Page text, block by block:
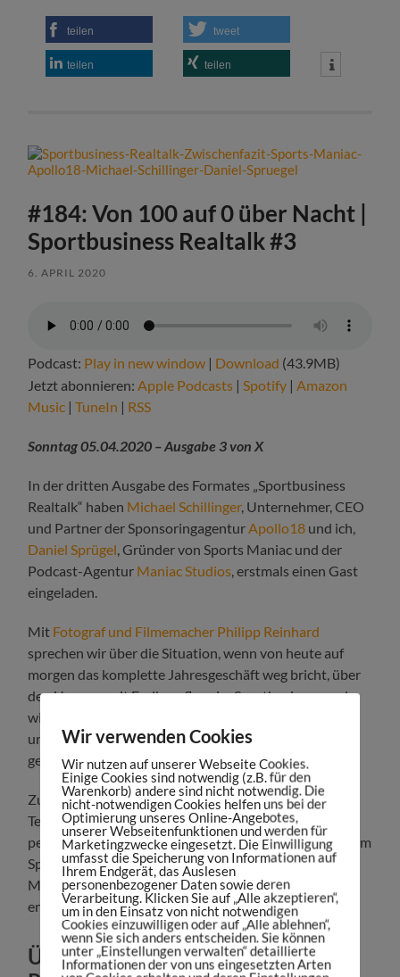
teilen tweet
teilen teilen
#184: Von 100 auf 0 über Nacht |
Sportbusiness Realtalk #3
6. APRIL 2020
Podcast: Play in new window | Download (43.9MB)
Jetzt abonnieren:Apple Podcasts |Spotify |Amazon
Music |TuneIn | RSS
Sonntag 05.04.2020 – Ausgabe 3 von X
In der dritten Ausgabe des Formates „Sportbusiness
Realtalk“ haben Michael Schillinger, Unternehmer, CEO
und Partner der SponsoringagenturApollo18 und ich,
Daniel Sprügel, Gründer von Sports Maniac und der
Podcast-Agentur Maniac Studios, erstmals einen Gast
eingeladen.
Mit Fotograf und Filmemacher Philipp Reinhard
sprechen wir über die Situation, wenn von heute auf
morgen das komplette Jahresgeschäft weg bricht, über
den Umgang mit Freiberuflern im Sportbusiness und
wie das Jahr für den Fotograf der Nationalmannschaft
und des Team Deutschlands ohne Großevents weiter
geht.
Zudem diskutieren wir über die digitale Führung von
Teams, die Einarbeitung von Mitarbeitern ohne
persönlichen Kontakt, über trügerischen Optimismus im
Sportbusiness und warum die auf Kontrolle basierten
Managementstile der Alphamännchen im Sport
endgültig ausgedient haben.
Über das Format Sportbusiness
Wir verwenden Cookies
Wir nutzen auf unserer Webseite Cookies.
Einige Cookies sind notwendig (z.B. für den
Warenkorb) andere sind nicht notwendig. Die
nicht-notwendigen Cookies helfen uns bei der
Optimierung unseres Online-Angebotes,
unserer Webseitenfunktionen und werden für
Marketingzwecke eingesetzt. Die Einwilligung
umfasst die Speicherung von Informationen auf
Ihrem Endgerät, das Auslesen
personenbezogener Daten sowie deren
Verarbeitung. Klicken Sie auf „Alle akzeptieren“,
um in den Einsatz von nicht notwendigen
Cookies einzuwilligen oder auf „Alle ablehnen“,
wenn Sie sich anders entscheiden. Sie können
unter „Einstellungen verwalten“ detaillierte
Informationen der von uns eingesetzten Arten